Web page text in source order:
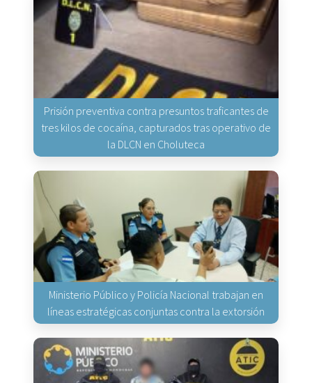
Prisión preventiva contra presuntos traficantes de
tres kilos de cocaína, capturados tras operativo de
la DLCN en Choluteca
Ministerio Público y Policía Nacional trabajan en
líneas estratégicas conjuntas contra la extorsión